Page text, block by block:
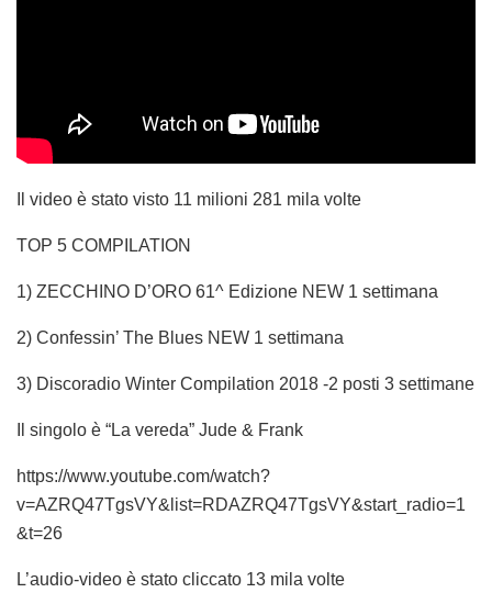
Il video è stato visto 11 milioni 281 mila volte
TOP 5 COMPILATION
1) ZECCHINO D’ORO 61^ Edizione NEW 1 settimana
2) Confessin’ The Blues NEW 1 settimana
3) Discoradio Winter Compilation 2018 -2 posti 3 settimane
Il singolo è “La vereda” Jude & Frank
https://www.youtube.com/watch?
v=AZRQ47TgsVY&list=RDAZRQ47TgsVY&start_radio=1
&t=26
L’audio-video è stato cliccato 13 mila volte